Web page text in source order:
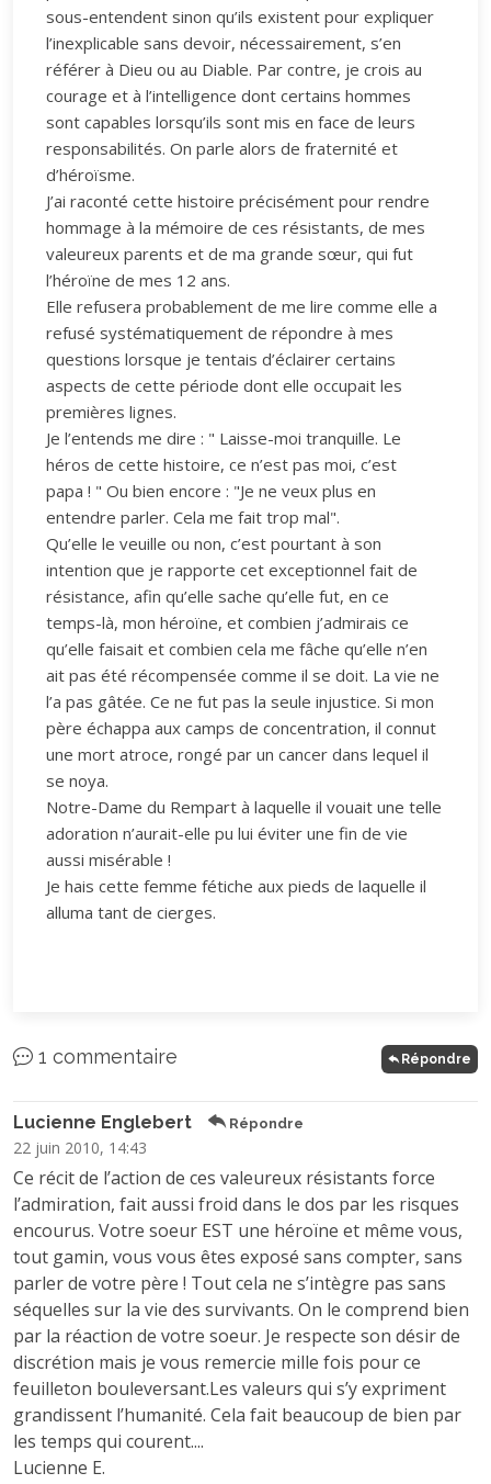
sous-entendent sinon qu’ils existent pour expliquer
l’inexplicable sans devoir, nécessairement, s’en
référer à Dieu ou au Diable. Par contre, je crois au
courage et à l’intelligence dont certains hommes
sont capables lorsqu’ils sont mis en face de leurs
responsabilités. On parle alors de fraternité et
d’héroïsme.
J’ai raconté cette histoire précisément pour rendre
hommage à la mémoire de ces résistants, de mes
valeureux parents et de ma grande sœur, qui fut
l’héroïne de mes 12 ans.
Elle refusera probablement de me lire comme elle a
refusé systématiquement de répondre à mes
questions lorsque je tentais d’éclairer certains
aspects de cette période dont elle occupait les
premières lignes.
Je l’entends me dire : " Laisse-moi tranquille. Le
héros de cette histoire, ce n’est pas moi, c’est
papa ! " Ou bien encore : "Je ne veux plus en
entendre parler. Cela me fait trop mal".
Qu’elle le veuille ou non, c’est pourtant à son
intention que je rapporte cet exceptionnel fait de
résistance, afin qu’elle sache qu’elle fut, en ce
temps-là, mon héroïne, et combien j’admirais ce
qu’elle faisait et combien cela me fâche qu’elle n’en
ait pas été récompensée comme il se doit. La vie ne
l’a pas gâtée. Ce ne fut pas la seule injustice. Si mon
père échappa aux camps de concentration, il connut
une mort atroce, rongé par un cancer dans lequel il
se noya.
Notre-Dame du Rempart à laquelle il vouait une telle
adoration n’aurait-elle pu lui éviter une fin de vie
aussi misérable !
Je hais cette femme fétiche aux pieds de laquelle il
alluma tant de cierges.
1 commentaire Répondre
Lucienne Englebert Répondre
22 juin 2010, 14:43
Ce récit de l’action de ces valeureux résistants force
l’admiration, fait aussi froid dans le dos par les risques
encourus. Votre soeur EST une héroïne et même vous,
tout gamin, vous vous êtes exposé sans compter, sans
parler de votre père ! Tout cela ne s’intègre pas sans
séquelles sur la vie des survivants. On le comprend bien
par la réaction de votre soeur. Je respecte son désir de
discrétion mais je vous remercie mille fois pour ce
feuilleton bouleversant.Les valeurs qui s’y expriment
grandissent l’humanité. Cela fait beaucoup de bien par
les temps qui courent....
Lucienne E.